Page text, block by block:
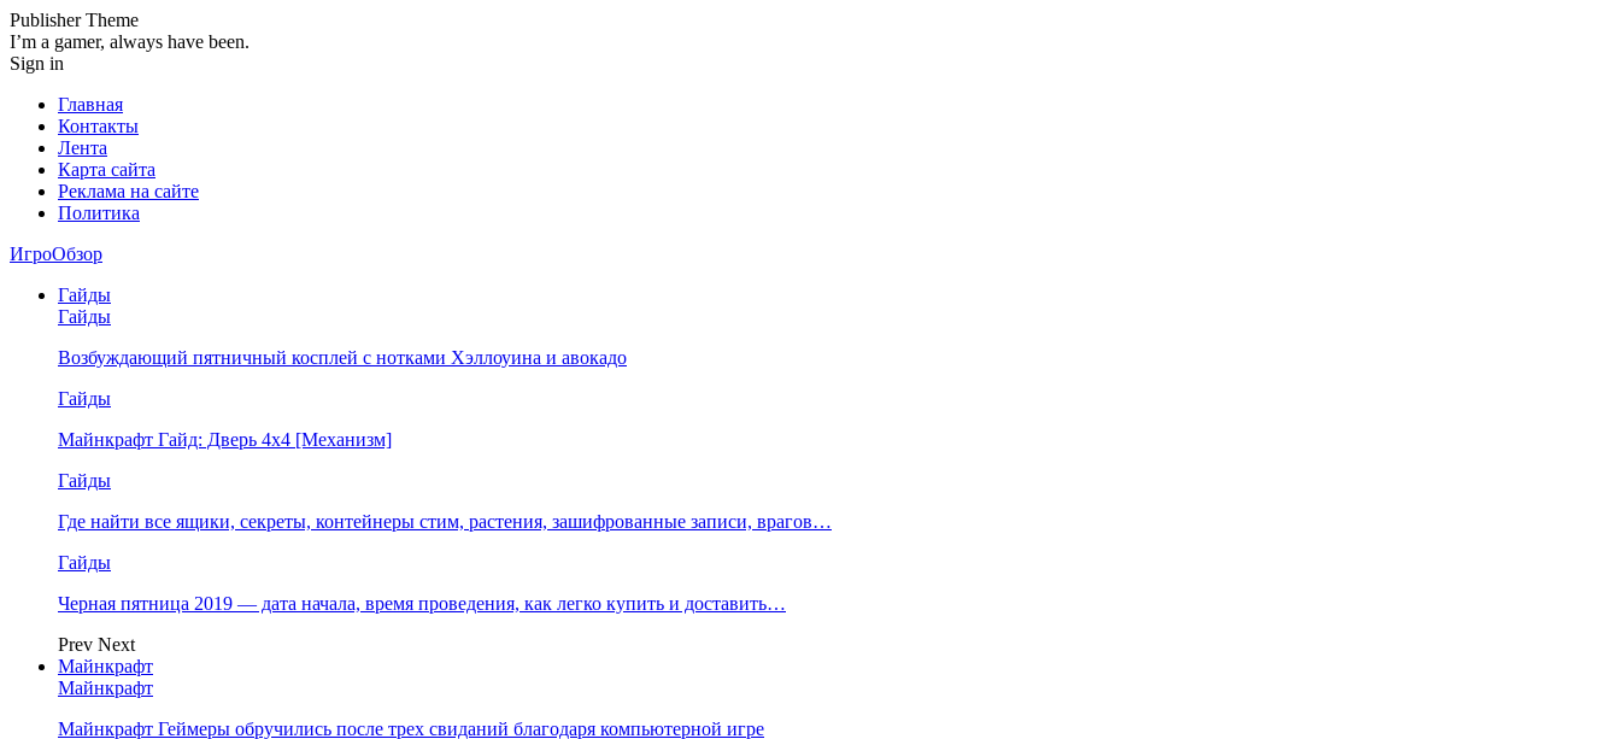
Publisher Theme
I’m a gamer, always have been.
Sign in
Главная
Контакты
Лента
Карта сайта
Реклама на сайте
Политика
ИгроОбзор
Гайды
Гайды
Возбуждающий пятничный косплей с нотками Хэллоуина и авокадо
Гайды
Майнкрафт Гайд: Дверь 4х4 [Механизм]
Гайды
Где найти все ящики, секреты, контейнеры стим, растения, зашифрованные записи, врагов…
Гайды
Черная пятница 2019 — дата начала, время проведения, как легко купить и доставить…
Prev Next
Майнкрафт
Майнкрафт
Майнкрафт Геймеры обручились после трех свиданий благодаря компьютерной игре